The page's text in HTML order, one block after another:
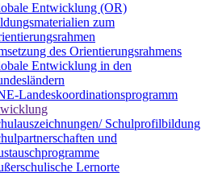
Entwicklung (OR)
zum
des Orientierungsrahmens
Entwicklung in den
Landeskoordinationsprogramm
Schulprofilbildung
und
Lernorte